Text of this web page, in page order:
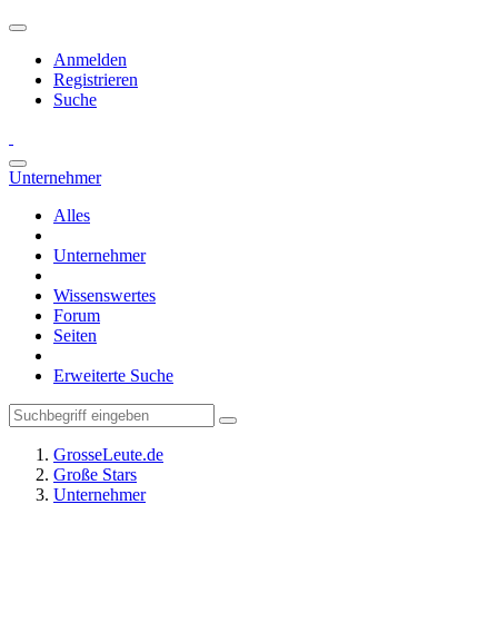
Anmelden
Registrieren
Suche
Unternehmer
Alles
Unternehmer
Wissenswertes
Forum
Seiten
Erweiterte Suche
GrosseLeute.de
Große Stars
Unternehmer